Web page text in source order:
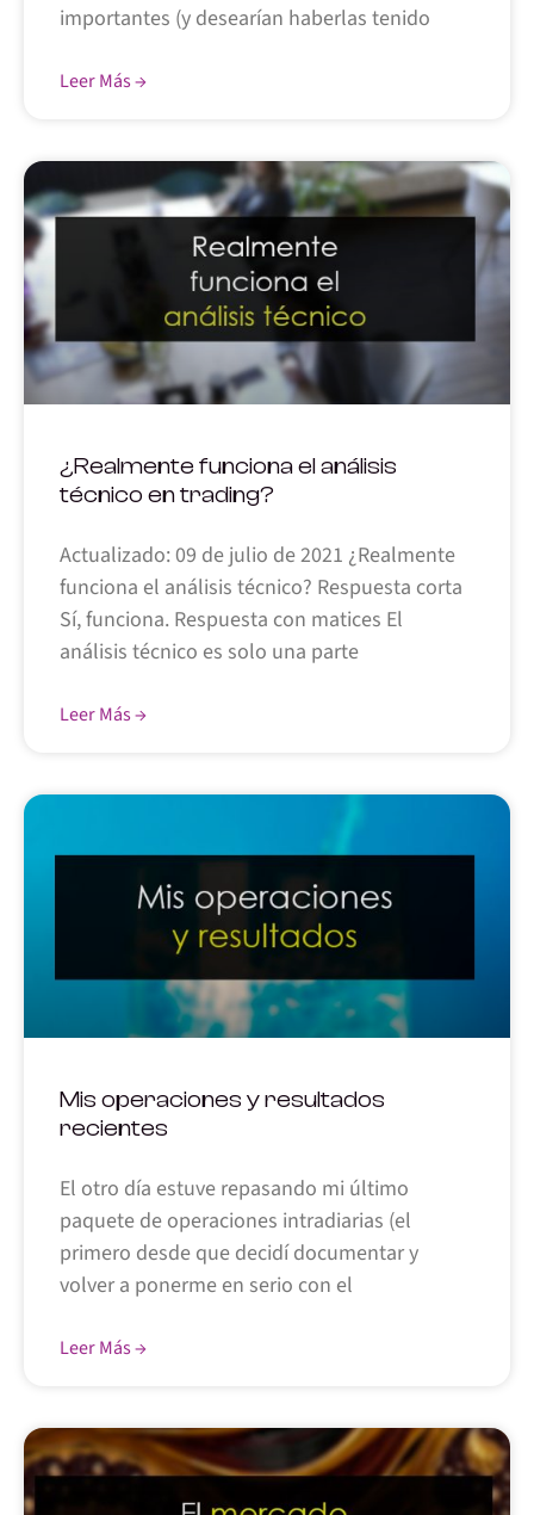
importantes (y desearían haberlas tenido
Leer Más →
¿Realmente funciona el análisis
técnico en trading?
Actualizado: 09 de julio de 2021 ¿Realmente
funciona el análisis técnico? Respuesta corta
Sí, funciona. Respuesta con matices El
análisis técnico es solo una parte
Leer Más →
Mis operaciones y resultados
recientes
El otro día estuve repasando mi último
paquete de operaciones intradiarias (el
primero desde que decidí documentar y
volver a ponerme en serio con el
Leer Más →